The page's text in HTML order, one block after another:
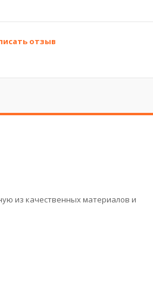
отзыв
из качественных материалов и